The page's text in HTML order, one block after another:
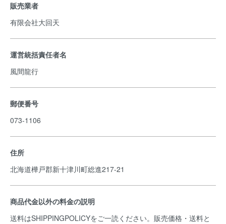
販売業者
有限会社大回天
運営統括責任者名
風間龍行
郵便番号
073-1106
住所
北海道樺戸郡新十津川町総進217-21
商品代金以外の料金の説明
送料はSHIPPINGPOLICYをご一読ください。販売価格・送料と